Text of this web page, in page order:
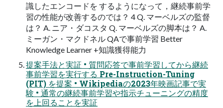
識したエンコードを するようになって，継続事前学
習の性能が改善するのでは？ 4 Q. マーベルズの監督
は？ A. ニア・ダコスタ Q. マーベルズの脚本は？ A.
ミーガン・マクドネル QAで事前学習 Better
Knowledge Learner +知識獲得能力
提案手法と実証 • 質問応答で事前学習してから継続
事前学習を実行する Pre-Instruction-Tuning
(PIT) を提案 • Wikipediaの2023年映画記事で実
験 • 通常の継続事前学習や指示チューニングの精度
を上回ることを実証